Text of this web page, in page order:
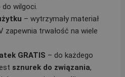
wilgoci.
– wytrzymały materiał
zapewnia trwałość na wiele
GRATIS – do każdego
sznurek do związania,